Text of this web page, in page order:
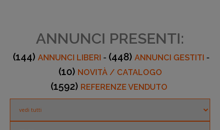
ANNUNCI PRESENTI:
(144) ANNUNCI LIBERI - (448) ANNUNCI GESTITI -
(10) NOVITÀ / CATALOGO
(1592) REFERENZE VENDUTO